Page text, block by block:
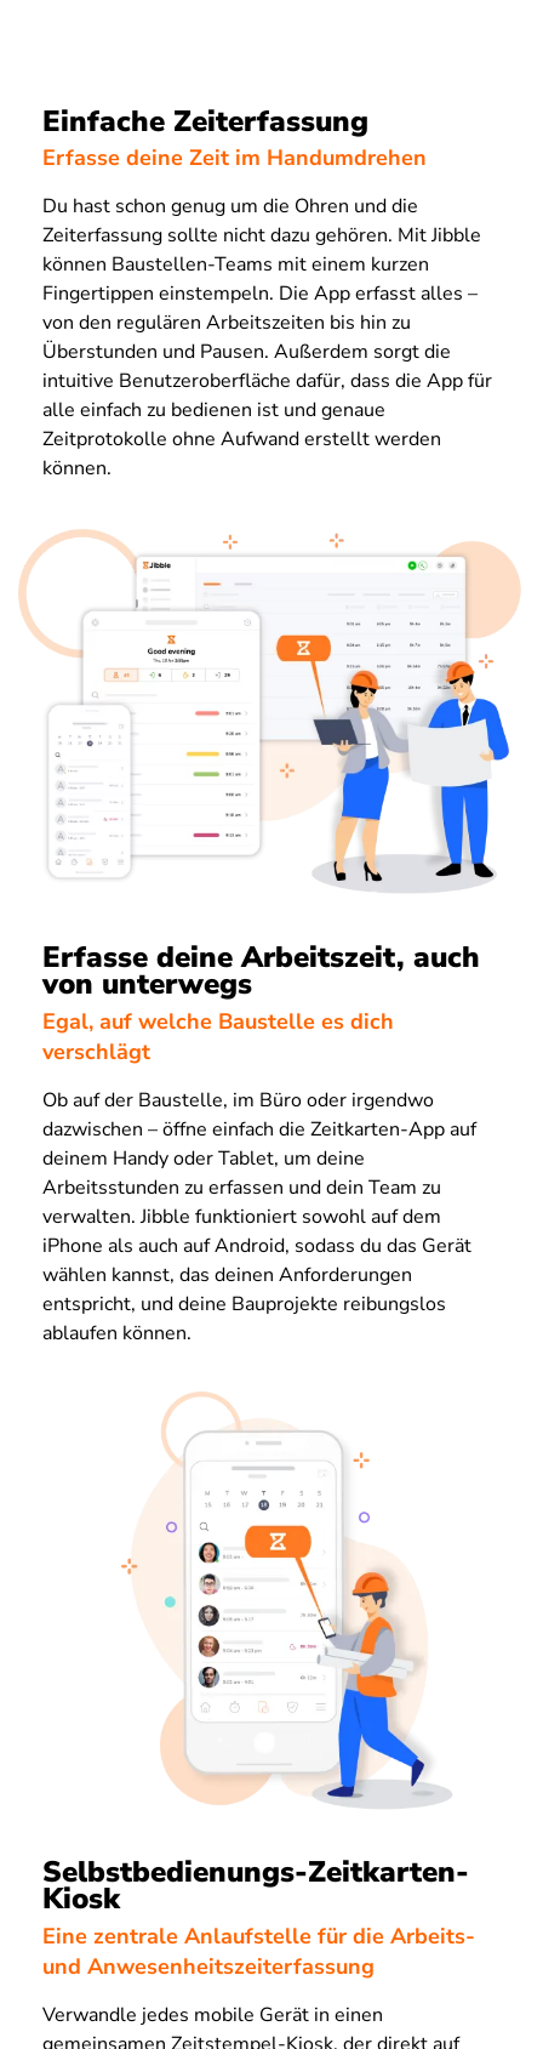
Einfache Zeiterfassung
Erfasse deine Zeit im Handumdrehen
Du hast schon genug um die Ohren und die
Zeiterfassung sollte nicht dazu gehören. Mit Jibble
können Baustellen-Teams mit einem kurzen
Fingertippen einstempeln. Die App erfasst alles –
von den regulären Arbeitszeiten bis hin zu
Überstunden und Pausen. Außerdem sorgt die
intuitive Benutzeroberfläche dafür, dass die App für
alle einfach zu bedienen ist und genaue
Zeitprotokolle ohne Aufwand erstellt werden
können.
Erfasse deine Arbeitszeit, auch
von unterwegs
Egal, auf welche Baustelle es dich
verschlägt
Ob auf der Baustelle, im Büro oder irgendwo
dazwischen – öffne einfach die Zeitkarten-App auf
deinem Handy oder Tablet, um deine
Arbeitsstunden zu erfassen und dein Team zu
verwalten. Jibble funktioniert sowohl auf dem
iPhone als auch auf Android, sodass du das Gerät
wählen kannst, das deinen Anforderungen
entspricht, und deine Bauprojekte reibungslos
ablaufen können.
Selbstbedienungs-Zeitkarten-
Kiosk
Eine zentrale Anlaufstelle für die Arbeits-
und Anwesenheitszeiterfassung
Verwandle jedes mobile Gerät in einen